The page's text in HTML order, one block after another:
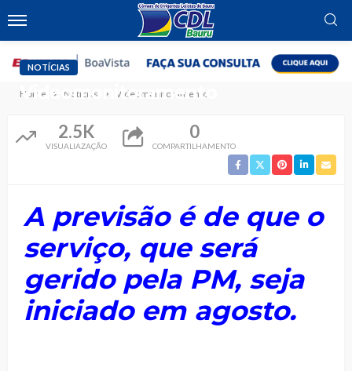
Home Notícias Videomonitoramento
NOTÍCIAS
Videomonitoramento
2.5K
VISUALIAZAÇÃO
0
COMPARTILHAMENTO
A previsão é de que o
serviço, que será
gerido pela PM, seja
iniciado em agosto.